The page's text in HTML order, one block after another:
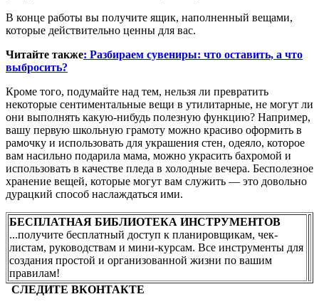
В конце работы вы получите ящик, наполненный вещами,
которые действительно ценны для вас.
Читайте также: Разбираем сувениры: что оставить, а что
выбросить?
Кроме того, подумайте над тем, нельзя ли превратить
некоторые сентиментальные вещи в утилитарные, не могут ли
они выполнять какую-нибудь полезную функцию? Например,
вашу первую школьную грамоту можно красиво оформить в
рамочку и использовать для украшения стен, одеяло, которое
вам насильно подарила мама, можно украсить бахромой и
использовать в качестве пледа в холодные вечера. Бесполезное
хранение вещей, которые могут вам служить — это довольно
дурацкий способ наслаждаться ими.
БЕСПЛАТНАЯ БИБЛИОТЕКА ИНСТРУМЕНТОВ
...получите бесплатный доступ к планировщикам, чек-
листам, руководствам и мини-курсам. Все инструменты для
создания простой и организованной жизни по вашим
правилам!
СЛЕДИТЕ ВКОНТАКТЕ